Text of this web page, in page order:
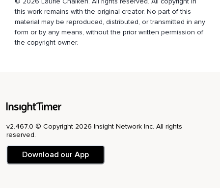
Solide,
Calme et détendu.
Est-ce que ce lieu que tu vois est à l'intérieur ou à
l'extérieur?
Que fais-tu dans cet endroit?
Es-tu couché,
this work remains with the original creator. No part of this
material may be reproduced, distributed, or transmitted in any
form or by any means, without the prior written permission of
the copyright owner.
v2.467.0 © Copyright 2026 Insight Network Inc. All rights
reserved.
Download our App